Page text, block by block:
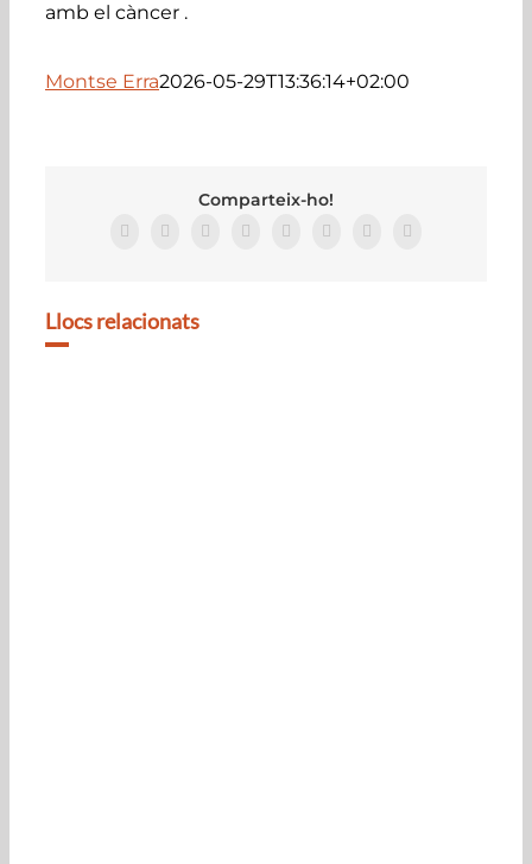
amb el càncer .
Montse Erra2026-05-29T13:36:14+02:00
Comparteix-ho!
FacebookTwitter Reddit LinkedInTumblr Pinterest
Llocs relacionats